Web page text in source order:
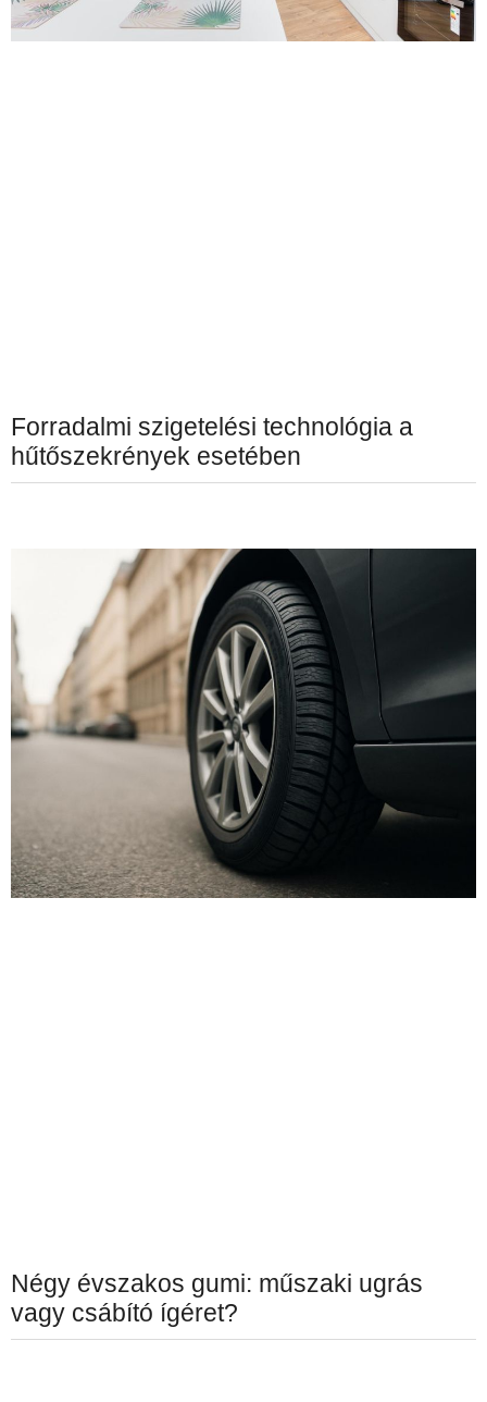
Forradalmi szigetelési technológia a
hűtőszekrények esetében
Négy évszakos gumi: műszaki ugrás
vagy csábító ígéret?